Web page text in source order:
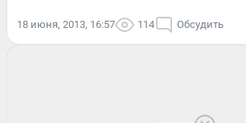
18 июня, 2013, 16:57 114 Обсудить